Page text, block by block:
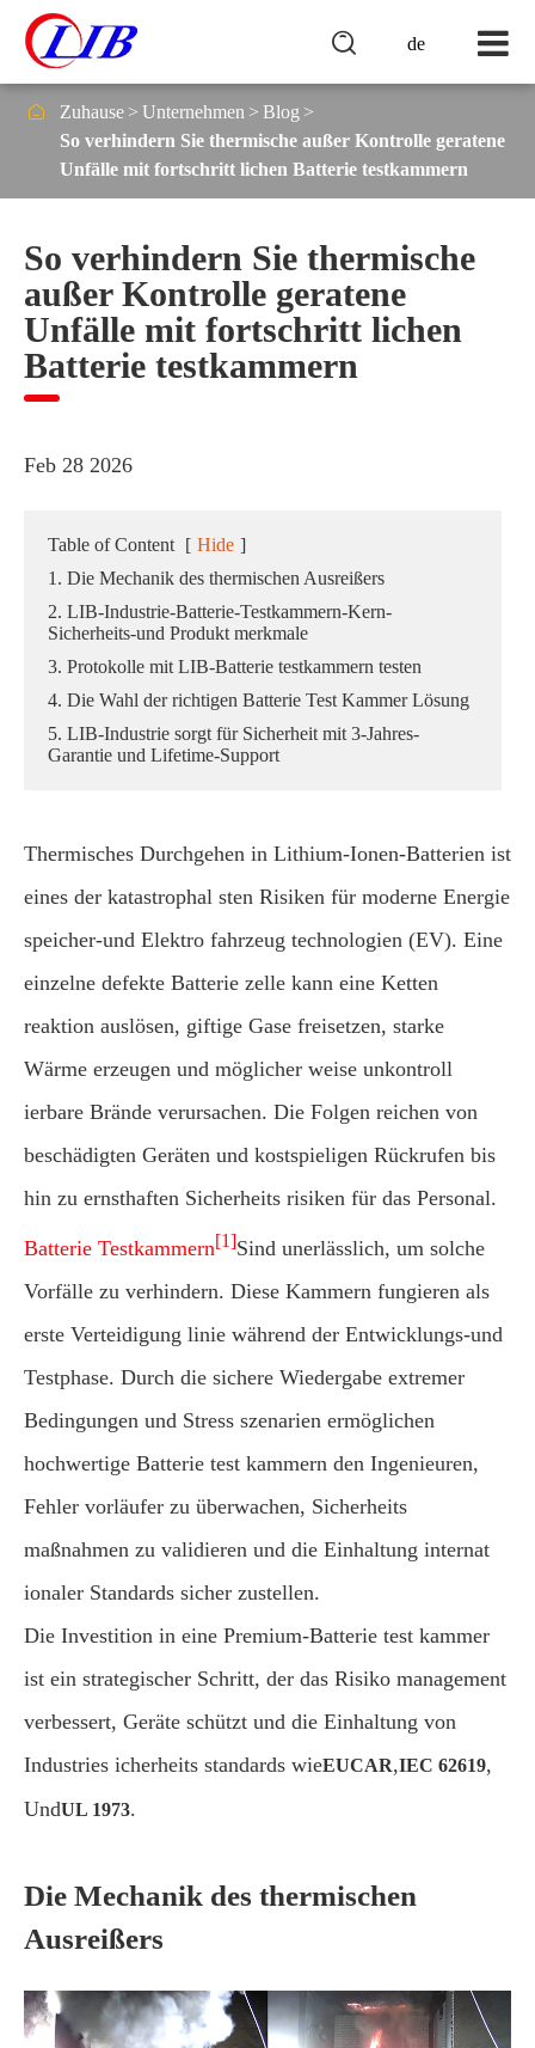
de

 Zuhause Unternehmen
Blog
So verhindern Sie thermische außer Kontrolle geratene
Unfälle mit fortschritt lichen Batterie testkammern
So verhindern Sie thermische
außer Kontrolle geratene
Unfälle mit fortschritt lichen
Batterie testkammern
Feb 28 2026
Table of Content [ Hide ]
1. Die Mechanik des thermischen Ausreißers
2. LIB-Industrie-Batterie-Testkammern-Kern-
Sicherheits-und Produkt merkmale
3. Protokolle mit LIB-Batterie testkammern testen
4. Die Wahl der richtigen Batterie Test Kammer Lösung
5. LIB-Industrie sorgt für Sicherheit mit 3-Jahres-
Garantie und Lifetime-Support
Thermisches Durchgehen in Lithium-Ionen-Batterien ist
eines der katastrophal sten Risiken für moderne Energie
speicher-und Elektro fahrzeug technologien (EV). Eine
einzelne defekte Batterie zelle kann eine Ketten
reaktion auslösen, giftige Gase freisetzen, starke
Wärme erzeugen und möglicher weise unkontroll
ierbare Brände verursachen. Die Folgen reichen von
beschädigten Geräten und kostspieligen Rückrufen bis
hin zu ernsthaften Sicherheits risiken für das Personal.
Batterie Testkammern[1]Sind unerlässlich, um solche
Vorfälle zu verhindern. Diese Kammern fungieren als
erste Verteidigung linie während der Entwicklungs-und
Testphase. Durch die sichere Wiedergabe extremer
Bedingungen und Stress szenarien ermöglichen
hochwertige Batterie test kammern den Ingenieuren,
Fehler vorläufer zu überwachen, Sicherheits
maßnahmen zu validieren und die Einhaltung internat
ionaler Standards sicher zustellen.
Die Investition in eine Premium-Batterie test kammer
ist ein strategischer Schritt, der das Risiko management
verbessert, Geräte schützt und die Einhaltung von
Industries icherheits standards wieEUCAR,IEC 62619,
UndUL 1973.
Die Mechanik des thermischen
Ausreißers